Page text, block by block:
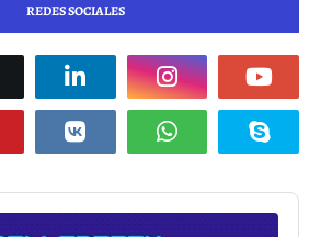
REDES SOCIALES